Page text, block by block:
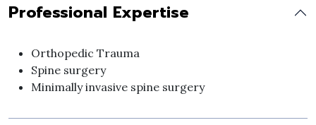
Professional Expertise
Orthopedic Trauma
Spine surgery
Minimally invasive spine surgery